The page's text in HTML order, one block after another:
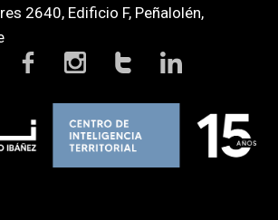
2640, Edificio F, Peñalolén,